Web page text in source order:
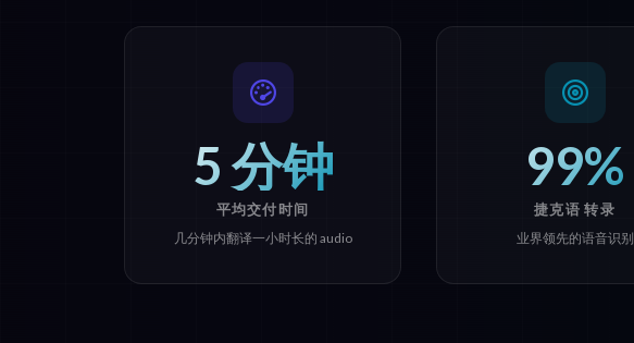
5 分钟
平均交付时间
几分钟内翻译一小时长的 audio
99%
捷克语 转录
业界领先的语音识别